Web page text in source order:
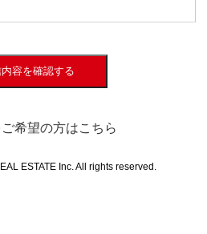
容を確認する
希望の方はこちら
ESTATE Inc. All rights reserved.